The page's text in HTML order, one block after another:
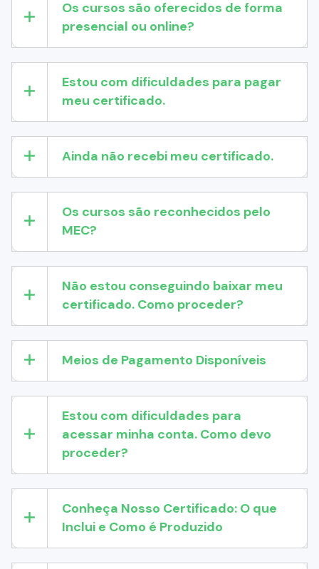
Os cursos são oferecidos de forma
presencial ou online?
Estou com dificuldades para pagar
meu certificado.
Ainda não recebi meu certificado.
Os cursos são reconhecidos pelo
MEC?
Não estou conseguindo baixar meu
certificado. Como proceder?
Meios de Pagamento Disponíveis
Estou com dificuldades para
acessar minha conta. Como devo
proceder?
Conheça Nosso Certificado: O que
Inclui e Como é Produzido